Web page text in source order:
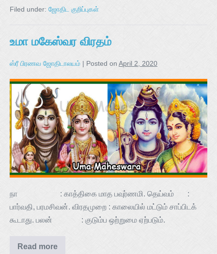
Filed under: ஜோதிட குறிப்புகள்
உமா மகேஸ்வர விரதம்
ஸ்ரீ பிரணவ ஜோதிடாலயம் | Posted on April 2, 2020
நா : காத்திகை மாத பவுர்ணமி. தெய்வம் :
பார்வதி, பரமசிவன். விரதமுறை : காலையில் மட்டும் சாப்பிடக்
கூடாது. பலன் : குடும்ப ஒற்றுமை ஏற்படும்.
Read more